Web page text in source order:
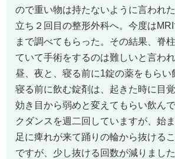
ので重い物は持たないように言われ
立ち２回目の整形外科へ。今度は
まで調べてもらった。その結果、脊
ていて手術をするのは難しいと言われ
昼、夜と、寝る前に1錠の薬をもらい
寝る前に飲む錠剤は、起きた時に目
効き目から弱めと変えてもらい飲ん
クダンスを週二回していますが、始
足に痺れが来て踊りの輪から抜ける
ですが、少し抜ける回数が減りました